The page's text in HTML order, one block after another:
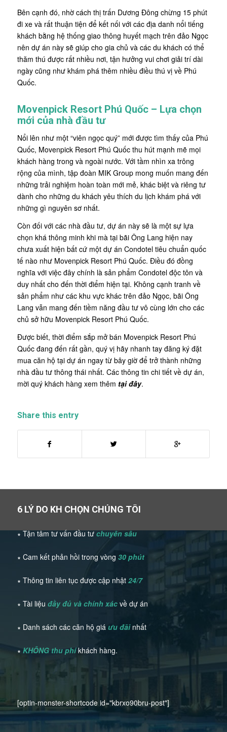
Bên cạnh đó, nhờ cách thị trấn Dương Đông chừng 15 phút
đi xe và rất thuận tiện để kết nối với các địa danh nổi tiếng
khách bằng hệ thống giao thông huyết mạch trên đảo Ngọc
nên dự án này sẽ giúp cho gia chủ và các du khách có thể
thăm thú được rất nhiều nơi, tận hưởng vui chơi giải trí dài
ngày cũng như khám phá thêm nhiều điều thú vị về Phú
Quốc.
Movenpick Resort Phú Quốc – Lựa chọn
mới của nhà đầu tư
Nổi lên như một “viên ngọc quý” mới được tìm thấy của Phú
Quốc, Movenpick Resort Phú Quốc thu hút mạnh mẽ mọi
khách hàng trong và ngoài nước. Với tầm nhìn xa trông
rộng của mình, tập đoàn MIK Group mong muốn mang đến
những trải nghiệm hoàn toàn mới mẻ, khác biệt và riêng tư
dành cho những du khách yêu thích du lịch khám phá với
những gì nguyên sơ nhất.
Còn đối với các nhà đầu tư, dự án này sẽ là một sự lựa
chọn khá thông minh khi mà tại bãi Ông Lang hiện nay
chưa xuất hiện bất cứ một dự án Condotel tiêu chuẩn quốc
tế nào như Movenpick Resort Phú Quốc. Điều đó đồng
nghĩa với việc đây chính là sản phẩm Condotel độc tôn và
duy nhất cho đến thời điểm hiện tại. Không cạnh tranh về
sản phẩm như các khu vực khác trên đảo Ngọc, bãi Ông
Lang vẫn mang đến tiềm năng đầu tư vô cùng lớn cho các
chủ sở hữu Movenpick Resort Phú Quốc.
Được biết, thời điểm sắp mở bán Movenpick Resort Phú
Quốc đang đến rất gần, quý vị hãy nhanh tay đăng ký đặt
mua căn hộ tại dự án ngay từ bây giờ để trở thành những
nhà đầu tư thông thái nhất. Các thông tin chi tiết về dự án,
mời quý khách hàng xem thêm tại đây.
Share this entry
6 LÝ DO KH CHỌN CHÚNG TÔI
∗ Tận tâm tư vấn đầu tưchuyên sâu
∗ Cam kết phản hồi trong vòng 30 phút
∗ Thông tin liên tục được cập nhật 24/7
∗ Tài liệu đầy đủ và chính xácvề dự án
∗ Danh sách các căn hộ giá ưu đãinhất
∗ KHÔNG thu phíkhách hàng.
[optin-monster-shortcode id="kbrxo90bru-post"]